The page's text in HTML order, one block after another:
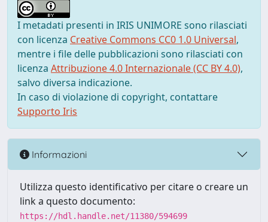
I metadati presenti in IRIS UNIMORE sono rilasciati
con licenza Creative Commons CC0 1.0 Universal,
mentre i file delle pubblicazioni sono rilasciati con
licenza Attribuzione 4.0 Internazionale (CC BY 4.0),
salvo diversa indicazione.
In caso di violazione di copyright, contattare
Supporto Iris
Informazioni
Utilizza questo identificativo per citare o creare un
link a questo documento:
https://hdl.handle.net/11380/594699